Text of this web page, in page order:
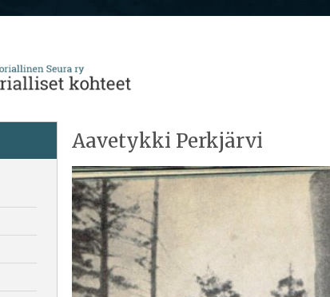
Aavetykki Perkjärvi